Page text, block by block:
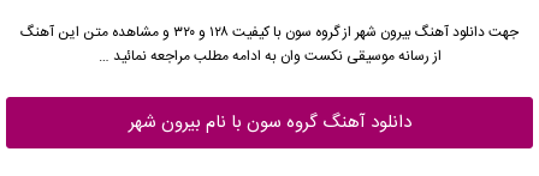
جهت دانلود آهنگ بیرون شهر ازگروه سون
با کیفیت ۱۲۸ و ۳۲۰ و مشاهده متن این آهنگ
از رسانه موسیقی نکست وان به ادامه مطلب مراجعه نمائید …
دانلود آهنگ گروه سون با نام بیرون شهر